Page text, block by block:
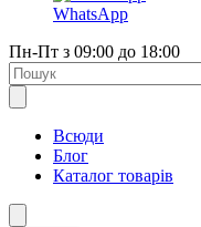
WhatsApp
Пн-Пт з 09:00 до 18:00
Всюди
Блог
Каталог товарів